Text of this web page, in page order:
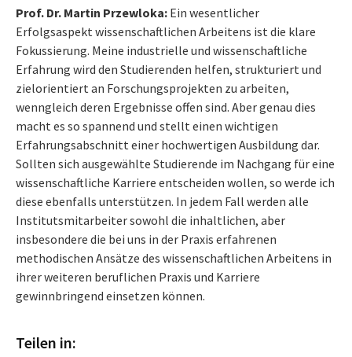
Prof. Dr. Martin Przewloka: Ein wesentlicher
Erfolgsaspekt wissenschaftlichen Arbeitens ist die klare
Fokussierung. Meine industrielle und wissenschaftliche
Erfahrung wird den Studierenden helfen, strukturiert und
zielorientiert an Forschungsprojekten zu arbeiten,
wenngleich deren Ergebnisse offen sind. Aber genau dies
macht es so spannend und stellt einen wichtigen
Erfahrungsabschnitt einer hochwertigen Ausbildung dar.
Sollten sich ausgewählte Studierende im Nachgang für eine
wissenschaftliche Karriere entscheiden wollen, so werde ich
diese ebenfalls unterstützen. In jedem Fall werden alle
Institutsmitarbeiter sowohl die inhaltlichen, aber
insbesondere die bei uns in der Praxis erfahrenen
methodischen Ansätze des wissenschaftlichen Arbeitens in
ihrer weiteren beruflichen Praxis und Karriere
gewinnbringend einsetzen können.
Teilen in: